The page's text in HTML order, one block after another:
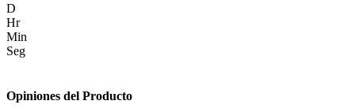
D
Hr
Min
Seg
Opiniones del Producto